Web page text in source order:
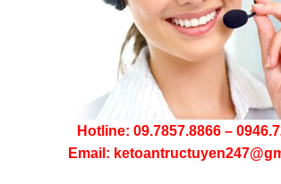
Hotline: 09.7857.8866 –
Email: